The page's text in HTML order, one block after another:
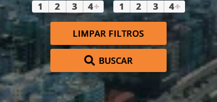
1 2 3 4+ 1 2 3 4+
LIMPAR FILTROS
BUSCAR